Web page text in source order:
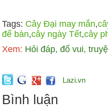
Tags: Cây Đại may mắn,
để bàn,cây ngày Tết,cây
Xem: Hỏi đáp, đố vui,
Lazi.vn
Bình luận